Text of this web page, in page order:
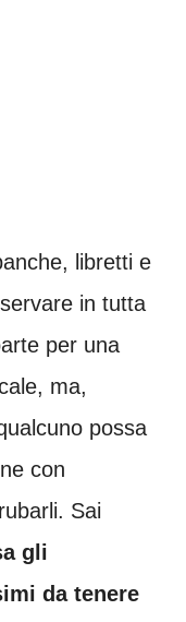
libretti e
in tutta
per una
ma,
possa
con
Sai
gli
da tenere